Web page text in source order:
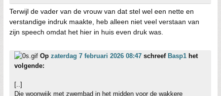
Terwijl de vader van de vrouw van dat stel wel een nette en
verstandige indruk maakte, heb alleen niet veel verstaan van
zijn speech omdat het hier in huis even druk was.
Op zaterdag 7 februari 2026 08:47 schreef Basp1 het
volgende:
[..]
Die woonwijk met zwembad in het midden voor de wakkere